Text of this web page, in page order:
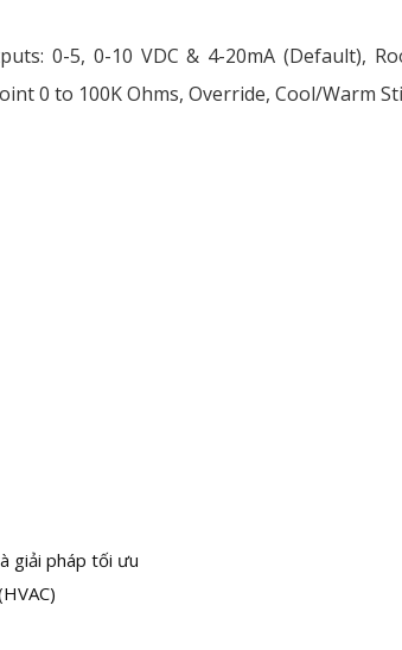
0-5, 0-10 VDC & 4-20mA (Default),
0 to 100K Ohms, Override, Cool/Warm
giải pháp tối ưu